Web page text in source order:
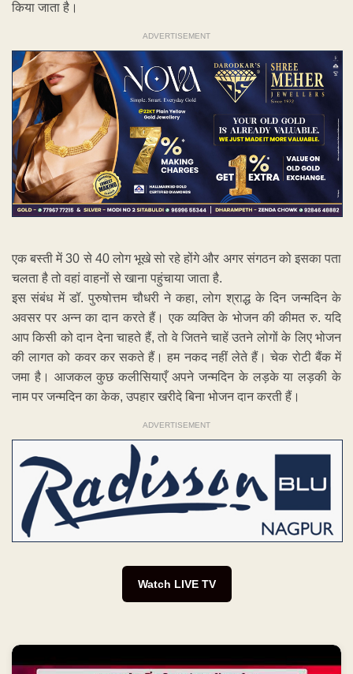
किया जाता है।
ADVERTISEMENT
एक बस्ती में 30 से 40 लोग भूखे सो रहे होंगे और अगर संगठन को इसका पता
चलता है तो वहां वाहनों से खाना पहुंचाया जाता है.
इस संबंध में डॉ. पुरुषोत्तम चौधरी ने कहा, लोग श्राद्ध के दिन जन्मदिन के
अवसर पर अन्न का दान करते हैं। एक व्यक्ति के भोजन की कीमत रु. यदि
आप किसी को दान देना चाहते हैं, तो वे जितने चाहें उतने लोगों के लिए भोजन
की लागत को कवर कर सकते हैं। हम नकद नहीं लेते हैं। चेक रोटी बैंक में
जमा है। आजकल कुछ कलीसियाएँ अपने जन्मदिन के लड़के या लड़की के
नाम पर जन्मदिन का केक, उपहार खरीदे बिना भोजन दान करती हैं।
ADVERTISEMENT
Watch LIVE TV